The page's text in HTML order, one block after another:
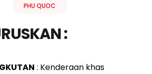
PHU QUOC
:
: Kenderaan khas